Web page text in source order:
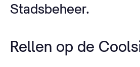
Stadsbeheer.
Rellen op de